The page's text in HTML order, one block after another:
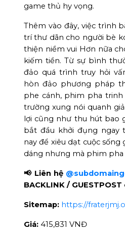
game thủ hy vọng.
Thêm vào đây, việc trình
trí thư dãn cho người bè
thiện niềm vui Hơn nữa
kiếm tiền. Từ sự bình
đảo quá trình truy hỏi
hòn đảo phương pháp
phe cánh, phim pha
trường xung nói quanh
lợi cũng như thu hút bao
bắt đầu khởi đụng ngay
nay để xiêu dạt cuộc
dáng nhưng mà phim pha
📢 Liên hệ
BACKLINK /
Sitemap: https://
Giá: 415,831 VNĐ